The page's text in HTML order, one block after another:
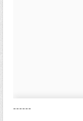
------